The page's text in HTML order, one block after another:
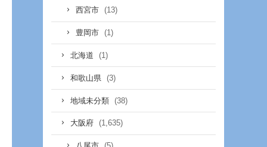
西宮市 (13)
豊岡市 (1)
北海道 (1)
和歌山県 (3)
地域未分類 (38)
大阪府 (1,635)